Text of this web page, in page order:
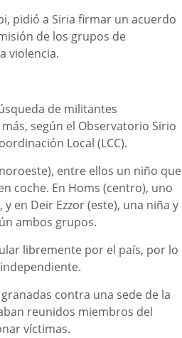
pidió a Siria firmar un acuerdo
de los grupos de
violencia.
de militantes
según el Observatorio Sirio
Local (LCC).
entre ellos un niño que
coche. En Homs (centro), uno
en Deir Ezzor (este), una niña y
ambos grupos.
libremente por el país, por lo
contra una sede de la
reunidos miembros del
víctimas.